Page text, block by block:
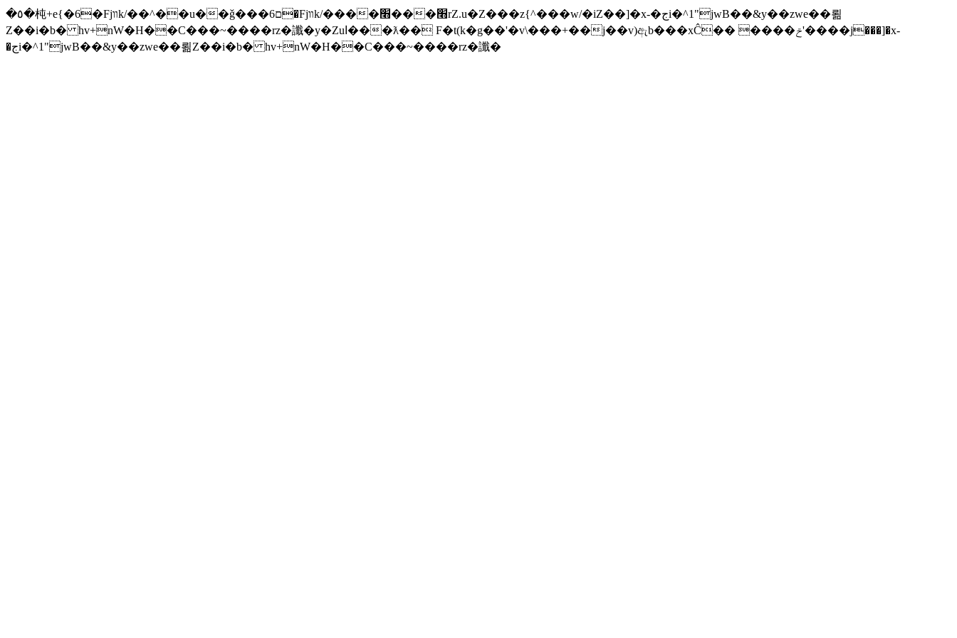
�٥�杶+e{�6�Fjװk/��^��u��ǧ���ם6�Fjװk/����׫���׫rZ.u�Z���z{^���w/�iZ��]�x-�جi�^1"jwB��&y��zwe��뢺
Z��i�b� hv+nW�H��С���~����rz�讖�y�Zuا���ƛ�� F�t(k�g��'�v\���+��j��v)ඇb���xĈ�� ����ݗ'����j���]�x-
�جi�^1"jwB��&y��zwe��뢺Z��i�b� hv+nW�H��С���~����rz�讖�